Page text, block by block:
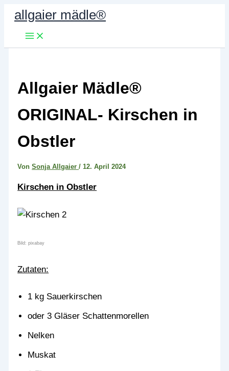
Zum
Inhalt
springen
allgaier mädle®
Allgaier Mädle®
ORIGINAL- Kirschen in
Obstler
VonSonja Allgaier/12. April 2024
Kirschen in Obstler
Bild: pixabay
Zutaten:
1 kg Sauerkirschen
oder 3 Gläser Schattenmorellen
Nelken
Muskat